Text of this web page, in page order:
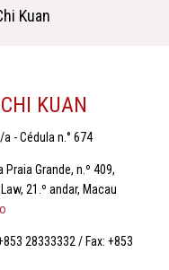
Kuan
KUAN
- Cédula n.° 674
Praia Grande, n.º 409,
21.º andar, Macau
28333332 / Fax: +853